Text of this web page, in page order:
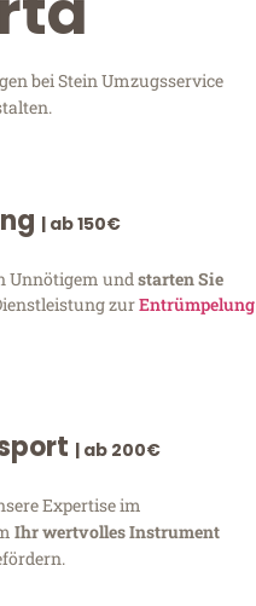
bei Stein Umzugsservice
| ab 150€
Unnötigem und starten Sie
zurEntrümpelung
| ab 200€
Expertise im
Ihr wertvolles Instrument